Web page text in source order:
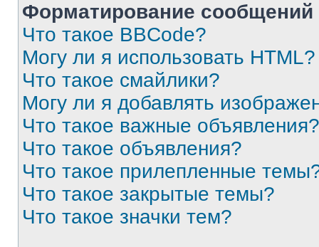
Форматирование
Что такое BBCode?
Могу ли я использовать HTML?
Что такое смайлики?
Могу ли я добавлять
Что такое важные объявления?
Что такое объявления?
Что такое прилепленные
Что такое закрытые темы?
Что такое значки тем?